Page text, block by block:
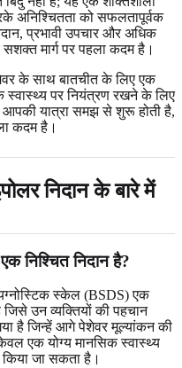
अनिश्चितता को सफलतापूर्वक
प्रभावी उपचार और अधिक
मार्ग पर पहला कदम है।
के साथ बातचीत के लिए एक
पर नियंत्रण रखने के लिए
यात्रा समझ से शुरू होती है,
कदम है।
निदान के बारे में
निश्चित निदान है?
स्केल (BSDS) एक
उन व्यक्तियों की पहचान
है जिन्हें आगे पेशेवर मूल्यांकन की
एक योग्य मानसिक स्वास्थ्य
किया जा सकता है।